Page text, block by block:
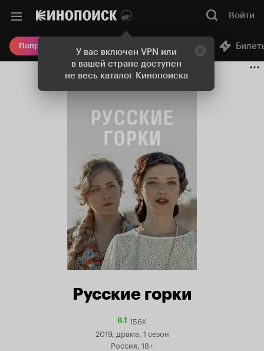
У вас включен VPN или
в вашей стране доступен
не весь каталог Кинопоиска
Войти
Попробовать Плюс Онлайн-кинотеатр
Русские горки
8.1Рейтинг
Кинопоиска
8.1
156K
2019, драма, 1 сезон
Россия, 18+